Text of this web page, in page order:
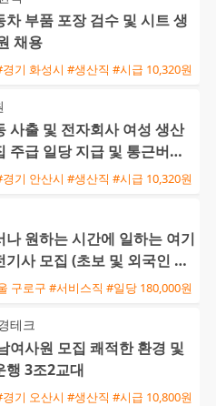
차 부품 포장 검수 및 시트 생
채용
기 화성시 #생산직 #시급 10,320원
사출 및 전자회사 여성 생산
주급 일당 지급 및 통근버스
기 안산시 #생산직 #시급 10,320원
나 원하는 시간에 일하는 여기
기사 모집 (초보 및 외국인 환
구로구 #서비스직 #일당 180,000원
테크
여사원 모집 쾌적한 환경 및
행 3조2교대
기 오산시 #생산직 #시급 10,800원